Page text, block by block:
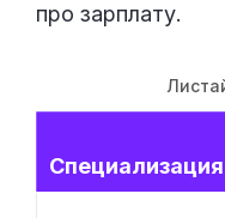
про зарплату.
Специализация